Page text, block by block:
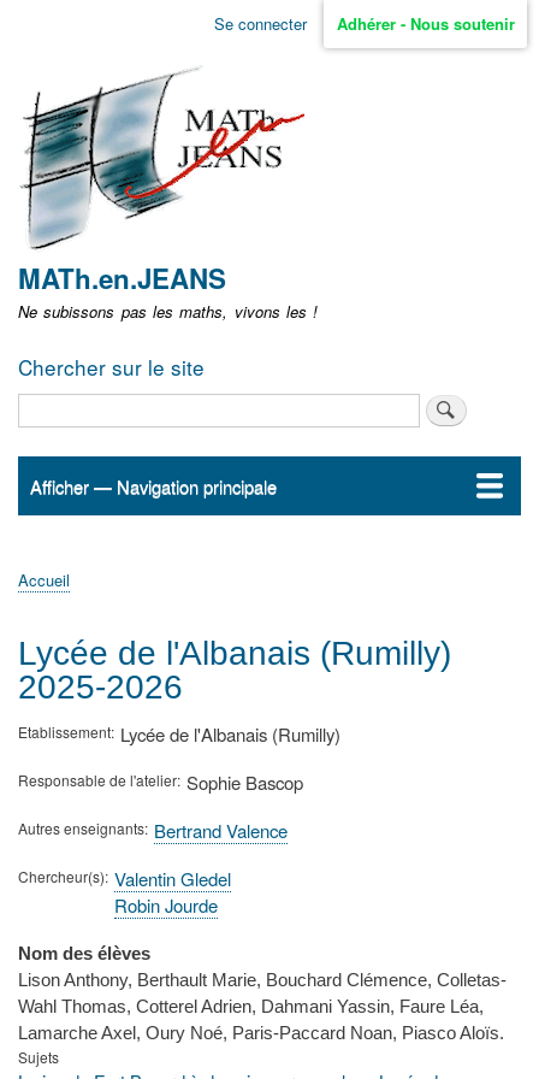
Aller
non
identifié
Se connecter Adhérer - Nous soutenir
MATh.en.JEANS
Ne subissons pas les maths, vivons les !
Chercher sur le site
Navigation
Afficher — Navigation principale
Accueil
ActualitésMATh.en.JEANS ?
Régions et Ateliers
Créer, gérer un atelier
Sujets/Publications
Congrès
d'Ariane
Accueil
Lycée de l'Albanais (Rumilly)
2025-2026
Etablissement Lycée de l'Albanais (Rumilly)
Responsable de l'atelier Sophie Bascop
Autres enseignants Bertrand Valence
Chercheur(s) Valentin Gledel
Robin Jourde
Nom des élèves
Lison Anthony, Berthault Marie, Bouchard Clémence, Colletas-
Wahl Thomas, Cotterel Adrien, Dahmani Yassin, Faure Léa,
Lamarche Axel, Oury Noé, Paris-Paccard Noan, Piasco Aloïs.
Sujets